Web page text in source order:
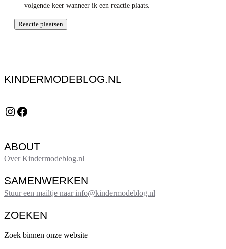
volgende keer wanneer ik een reactie plaats.
KINDERMODEBLOG.NL
Instagram Facebook
ABOUT
Over Kindermodeblog.nl
SAMENWERKEN
Stuur een mailtje naar info@kindermodeblog.nl
ZOEKEN
Zoek binnen onze website